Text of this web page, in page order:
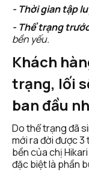
- Thời gian tập
- Thể trạng
bền yếu.
Khách
trạng, lối
ban đầu
Do thể trạng đã
mới ra đời được
bền của chị
đặc biệt là phần